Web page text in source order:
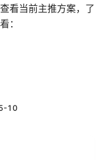
看当前主推方案，了
：
10